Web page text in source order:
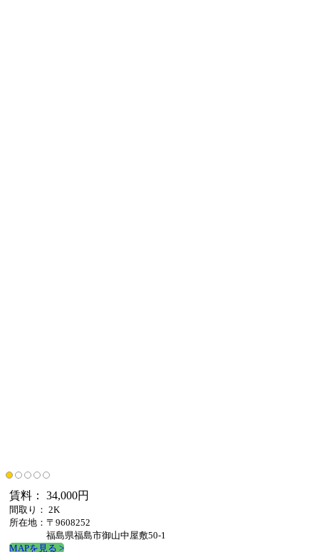
賃料： 34,000円
間取り： 2K
所在地：〒9608252
福島県福島市御山中屋敷50-1
MAPを見る >